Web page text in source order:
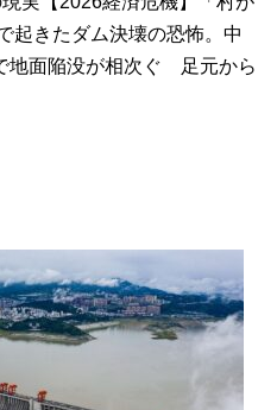
起きたダム決壊の恐怖。中
地面陥没が相次ぐ 足元から